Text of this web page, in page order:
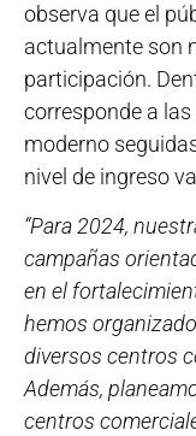
observa que el
actualmente son
participación.
corresponde a
moderno
nivel de ingreso
“Para 2024,
campañas
en el
hemos
diversos centros
Además,
centros